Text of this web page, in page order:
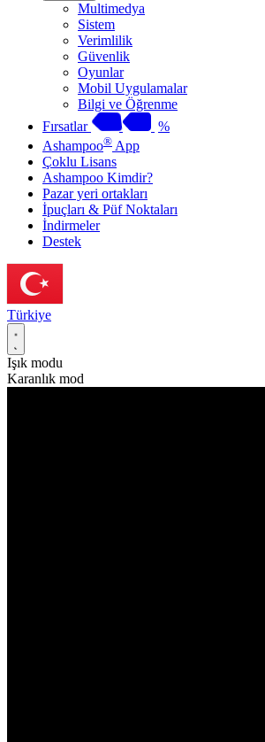
Multimedya
Sistem
Verimlilik
Güvenlik
Oyunlar
Mobil Uygulamalar
Bilgi ve Öğrenme
Fırsatlar
%
Ashampoo® App
Çoklu Lisans
Ashampoo Kimdir?
Pazar yeri ortakları
İpuçları & Püf Noktaları
İndirmeler
Destek
Türkiye
Işık modu
Karanlık mod